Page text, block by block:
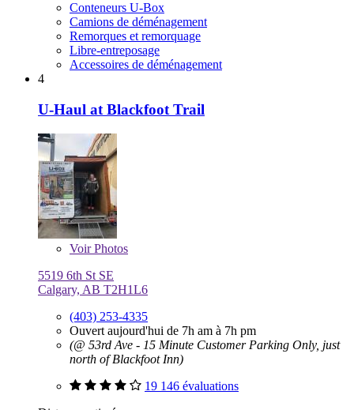
Conteneurs U-Box
Camions de déménagement
Remorques et remorquage
Libre-entreposage
Accessoires de déménagement
4
U-Haul at Blackfoot Trail
VoirPhotos
5519 6th St SE
Calgary, AB T2H1L6
(403) 253-4335
Ouvert aujourd'hui de 7h am à 7h pm
(@ 53rd Ave - 15 Minute Customer Parking Only, just
north of Blackfoot Inn)
19 146 évaluations